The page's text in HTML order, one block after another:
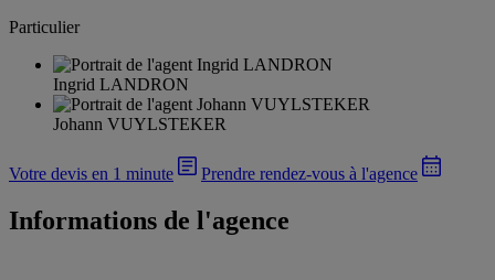
Particulier
Ingrid LANDRON
Johann VUYLSTEKER
Votre devis en 1 minute Prendre rendez-vous à l'agence
Informations de l'agence